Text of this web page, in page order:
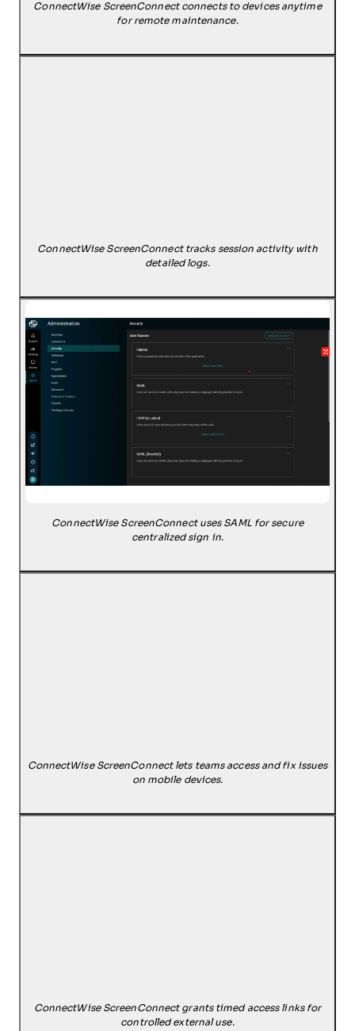
ConnectWise ScreenConnect connects to devices anytime
for remote maintenance.
ConnectWise ScreenConnect tracks session activity with
detailed logs.
ConnectWise ScreenConnect uses SAML for secure
centralized sign in.
ConnectWise ScreenConnect lets teams access and fix issues
on mobile devices.
ConnectWise ScreenConnect grants timed access links for
controlled external use.